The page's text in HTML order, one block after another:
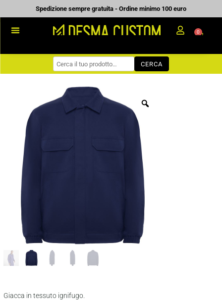
al
contenuto
Spedizione sempre gratuita - Ordine minimo 100 euro
WORKWEAR
COME ORDINARE
PREVENTIVI
CHI SIAMO
BLOG
CONTATTI
0
CERCA
Giacca in tessuto ignifugo.